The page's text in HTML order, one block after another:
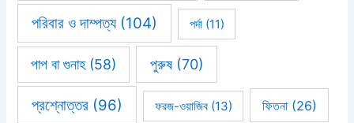
পরিবার ও দাম্পত্য(104) পর্দা(11)
পাপ বা গুনাহ(58) পুরুষ(70)
প্রশ্নোত্তর (96) ফরজ-ওয়াজিব(13) ফিতনা(26)